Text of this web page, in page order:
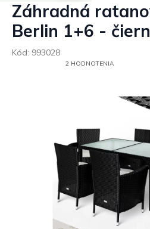
Záhradná
Berlin 1+6 -
Kód: 993028
PRIEMERNÉ
HVIEZDIČIEK.
2 HODNOTENIA